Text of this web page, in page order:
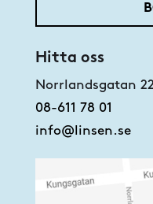
Hitta oss
Norrlandsgatan
08-611 78 01
info@linsen.se